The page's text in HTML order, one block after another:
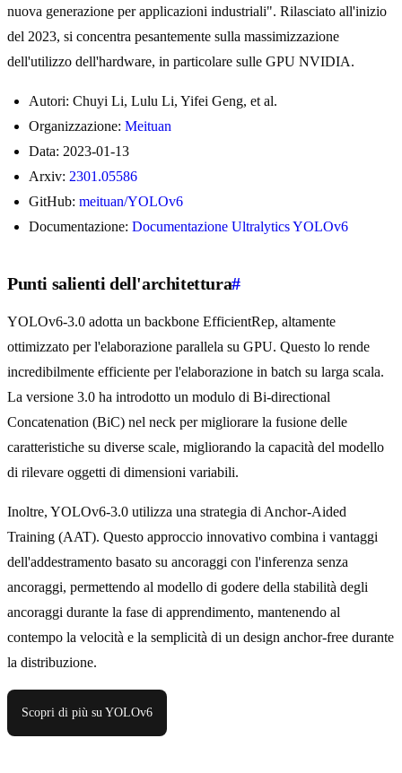
nuova generazione per applicazioni industriali". Rilasciato all'inizio
del 2023, si concentra pesantemente sulla massimizzazione
dell'utilizzo dell'hardware, in particolare sulle GPU NVIDIA.
Autori: Chuyi Li, Lulu Li, Yifei Geng, et al.
Organizzazione: Meituan
Data: 2023-01-13
Arxiv: 2301.05586
GitHub: meituan/YOLOv6
Documentazione: Documentazione Ultralytics YOLOv6
Punti salienti dell'architettura#
YOLOv6-3.0 adotta un backbone EfficientRep, altamente
ottimizzato per l'elaborazione parallela su GPU. Questo lo rende
incredibilmente efficiente per l'elaborazione in batch su larga scala.
La versione 3.0 ha introdotto un modulo di Bi-directional
Concatenation (BiC) nel neck per migliorare la fusione delle
caratteristiche su diverse scale, migliorando la capacità del modello
di rilevare oggetti di dimensioni variabili.
Inoltre, YOLOv6-3.0 utilizza una strategia di Anchor-Aided
Training (AAT). Questo approccio innovativo combina i vantaggi
dell'addestramento basato su ancoraggi con l'inferenza senza
ancoraggi, permettendo al modello di godere della stabilità degli
ancoraggi durante la fase di apprendimento, mantenendo al
contempo la velocità e la semplicità di un design anchor-free durante
la distribuzione.
Scopri di più su YOLOv6